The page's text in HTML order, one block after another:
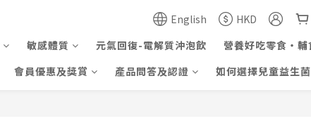
English HKD
敏感體質 元氣回復-電解質沖泡飲 營養好吃零食・輔
會員優惠及獎賞 產品問答及認證 如何選擇兒童益生